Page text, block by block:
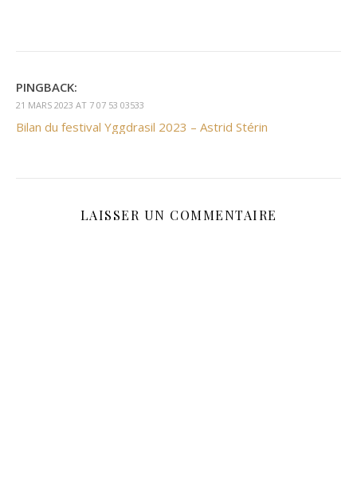
PINGBACK:
21 MARS 2023 AT 7 07 53 03533
Bilan du festival Yggdrasil 2023 – Astrid Stérin
LAISSER UN COMMENTAIRE